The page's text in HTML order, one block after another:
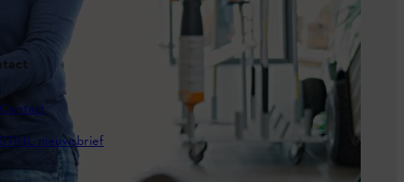
Contact
STIHL nieuwsbrief